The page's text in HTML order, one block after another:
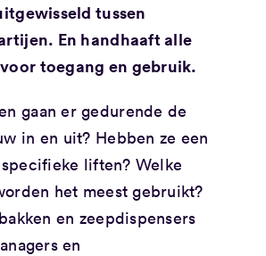
tussen
En handhaaft alle
toegang en gebruik.
gaan er gedurende de
in en uit? Hebben ze een
liften? Welke
het meest gebruikt?
en zeepdispensers
en